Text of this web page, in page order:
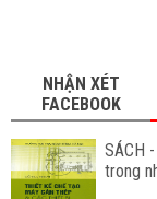
NHẬN XÉT
FACEBOOK
SÁCH
trong